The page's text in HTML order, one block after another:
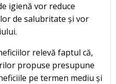
igienă vor reduce
de salubritate și vor
relevă faptul că,
propuse presupune
pe termen mediu și